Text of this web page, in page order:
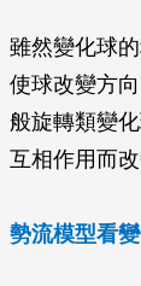
雖然變化球
使球改變方
般旋轉類變
互相作用而改
勢流模型看